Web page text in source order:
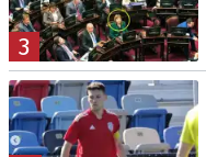
3